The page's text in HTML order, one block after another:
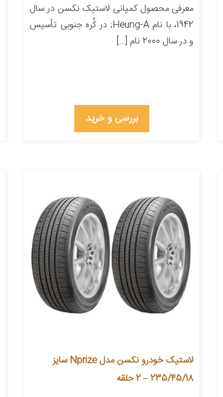
معرفی محصول کمپانی لاستیک نکسن در سال
1942، با نام Heung-A; در کُره­ جنوبی تأسیس
و در سال 2000 نام […]
بررسی و خرید
لاستیک خودرو نکسن مدل Nprize سایز
235/45/18 – 2 حلقه